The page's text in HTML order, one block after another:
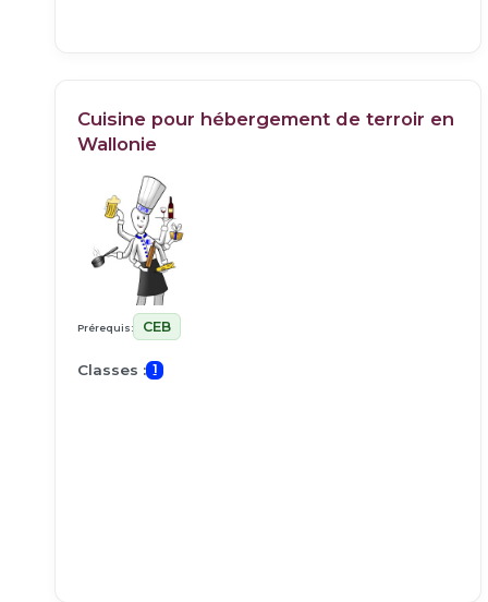
Cuisine pour hébergement de terroir en
Wallonie
Prérequis: CEB
Classes : 1